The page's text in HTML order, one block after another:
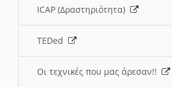
ICAP (Δραστηριότητα)
TEDed
Οι τεχνικές που μας άρεσαν!!